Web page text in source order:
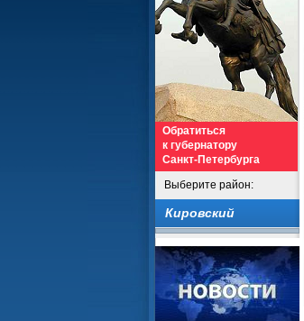
Обратиться
к губернатору
Санкт-Петербурга
Выберите район:
Кировский